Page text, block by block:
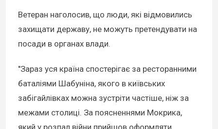
Ветеран наголосив, що люди, які відмовились
захищати державу, не можуть претендувати на
посади в органах влади.
"Зараз уся країна спостерігає за ресторанними
баталіями Шабуніна, якого в київських
забігайлівках можна зустріти частіше, ніж за
межами столиці. За поясненнями Мокрика,
який у розпал війни прийшов оформляти